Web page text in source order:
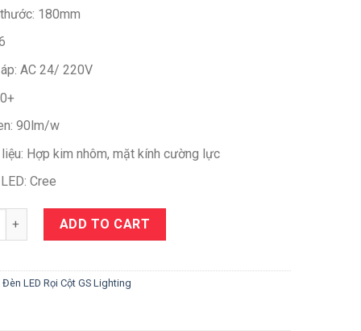
180mm
AC 24/ 220V
90lm/w
Hợp kim nhôm, mặt kính cường lực
Cree
ADD TO CART
Đèn LED Rọi Cột GS Lighting